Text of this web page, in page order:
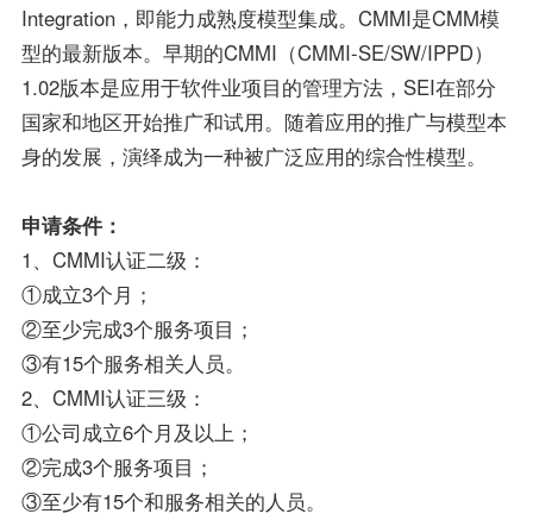
Integration，即能力成熟度模型集成。CMMI是CMM模
型的最新版本。早期的CMMI（CMMI-SE/SW/IPPD）
1.02版本是应用于软件业项目的管理方法，SEI在部分
国家和地区开始推广和试用。随着应用的推广与模型本
身的发展，演绎成为一种被广泛应用的综合性模型。
申请条件：
1、CMMI认证二级：
①成立3个月；
②至少完成3个服务项目；
③有15个服务相关人员。
2、CMMI认证三级：
①公司成立6个月及以上；
②完成3个服务项目；
③至少有15个和服务相关的人员。